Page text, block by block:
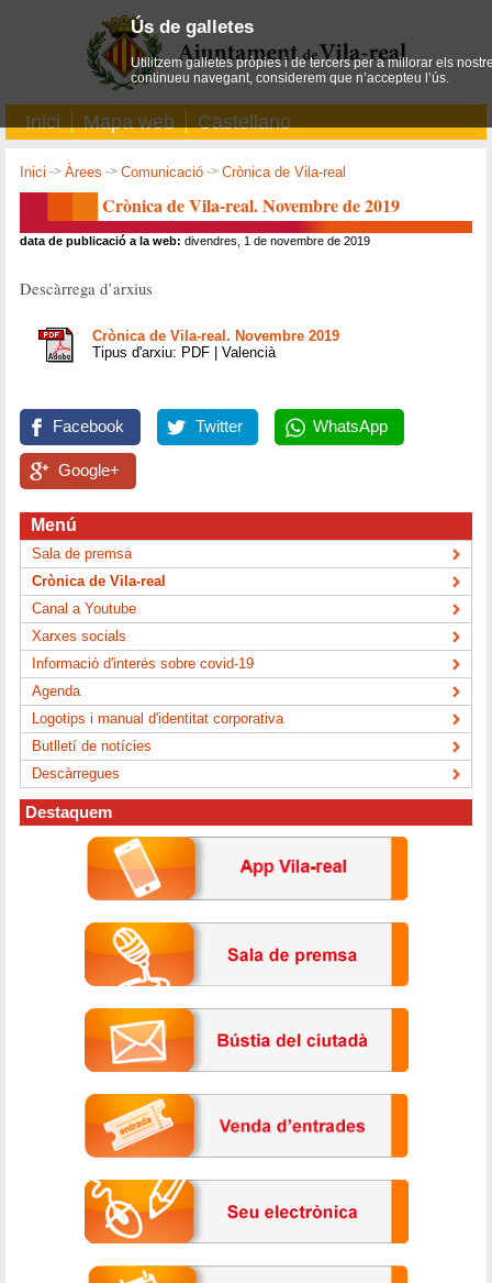
Inici Mapa web Castellano
Inici ->Àrees ->Comunicació ->Crònica de Vila-real
Crònica de Vila-real. Novembre de 2019
data de publicació a la web: divendres, 1 de novembre de 2019
Descàrrega d’arxius
Crònica de Vila-real. Novembre 2019
Tipus d'arxiu: PDF | Valencià
Facebook Twitter WhatsApp
Google+
Menú
Sala de premsa
Crònica de Vila-real
Canal a Youtube
Xarxes socials
Informació d'interés sobre covid-19
Agenda
Logotips i manual d'identitat corporativa
Butlletí de notícies
Descàrregues
Destaquem
Ús de galletes
Utilitzem galletes pròpies i de tercers per a millorar els
continueu navegant, considerem que n’accepteu l’ús.